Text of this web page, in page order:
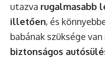
utazva rugalmasabb
illetően, és
babának szüksége
biztonságos